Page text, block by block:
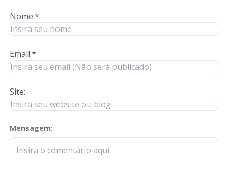
Nome:*
Email:*
Site:
Mensagem:
check-terms